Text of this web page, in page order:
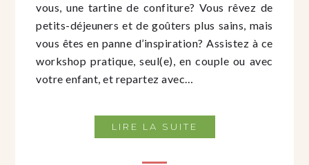
vous, une tartine de confiture? Vous rêvez de
petits-déjeuners et de goûters plus sains, mais
vous êtes en panne d’inspiration? Assistez à ce
workshop pratique, seul(e), en couple ou avec
votre enfant, et repartez avec…
LIRE LA SUITE